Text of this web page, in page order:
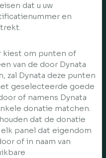
dat u uw
en
kiest om punten of
van de door Dynata
zal Dynata deze punten
geselecteerde goede
of namens Dynata
donatie matchen.
dat de donatie
panel dat eigendom
of in naam van